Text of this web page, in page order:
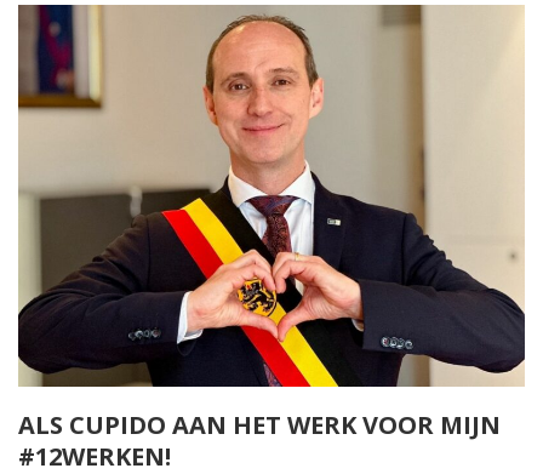
ALS CUPIDO AAN HET WERK VOOR MIJN
#12WERKEN!